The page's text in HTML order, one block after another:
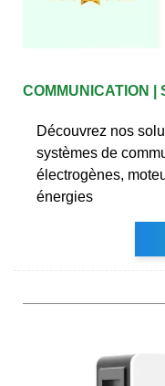
COMMUNICATION
Découvrez nos
systèmes de
électrogènes,
énergies